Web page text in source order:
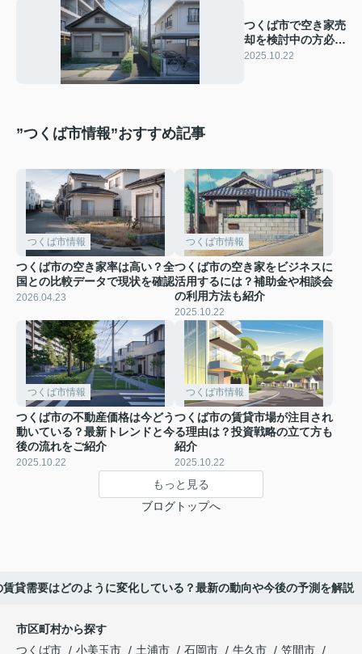
つくば市で空き家売
却を検討中の方必
見！手続きの流れと
2025.10.22
”つくば市情報”おすすめ記事
つくば市情報
つくば市の空き家率は高い？全
国との比較データで現状を確認
2026.04.23
つくば市情報
つくば市の空き家をビジネスに
活用するには？補助金や相談会
の利用方法も紹介
2025.10.22
つくば市情報
つくば市の不動産価格は今どう
動いている？最新トレンドと今
後の流れをご紹介
2025.10.22
つくば市情報
つくば市の賃貸市場が注目され
る理由は？投資戦略の立て方も
紹介
2025.10.22
もっと見る
ブログトップへ
賃貸需要はどのように変化している？最新の動向や今後の予測を解説
市区町村から探す
つくば市
小美玉市 土浦市 石岡市 牛久市
笠間市